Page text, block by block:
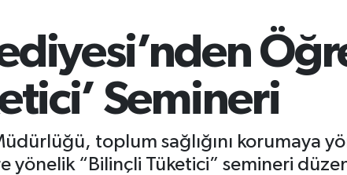
Semineri
toplum sağlığını korumaya
yönelik “Bilinçli Tüketici” semineri